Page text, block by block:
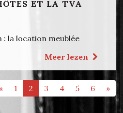
ET LA TVA
la location meublée
Meer lezen
1 2 3 4 5 6 »